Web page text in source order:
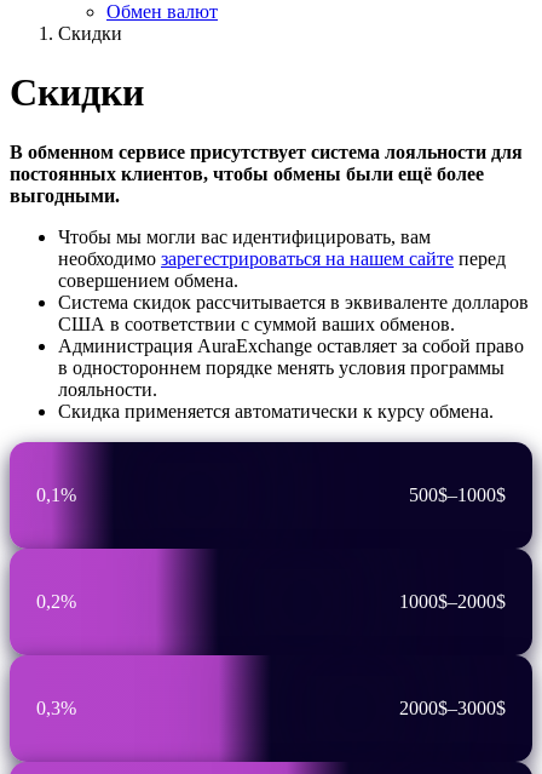
Обмен валют
Скидки
Скидки
В обменном сервисе присутствует система лояльности для
постоянных клиентов, чтобы обмены были ещё более
выгодными.
Чтобы мы могли вас идентифицировать, вам
необходимо зарегестрироваться на нашем сайте перед
совершением обмена.
Система скидок рассчитывается в эквиваленте долларов
США в соответствии с суммой ваших обменов.
Администрация AuraExchange оставляет за собой право
в одностороннем порядке менять условия программы
лояльности.
Скидка применяется автоматически к курсу обмена.
0,1% 500$–1000$
0,2% 1000$–2000$
0,3% 2000$–3000$